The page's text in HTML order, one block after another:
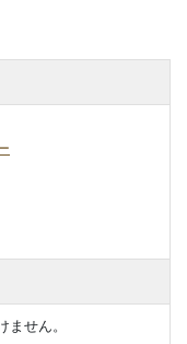
ません。